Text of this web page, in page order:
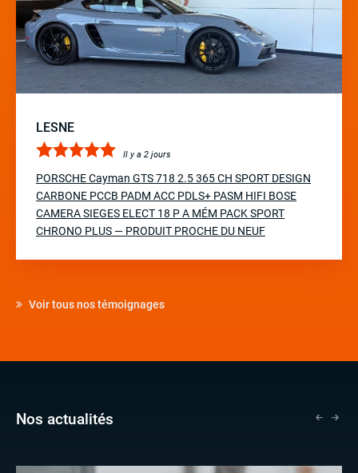
LESNE
Il y a 2 jours
PORSCHE Cayman GTS 718 2.5 365 CH SPORT DESIGN
CARBONE PCCB PADM ACC PDLS+ PASM HIFI BOSE
CAMERA SIEGES ELECT 18 P A MÉM PACK SPORT
CHRONO PLUS — PRODUIT PROCHE DU NEUF
Voir tous nos témoignages
Nos actualités